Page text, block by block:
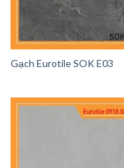
Gạch Eurotile SOK E03